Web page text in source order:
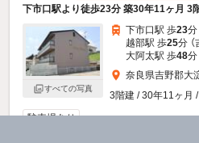
下市口駅より徒歩23分 築30年11ヶ月 3
すべての写真
下市口駅 歩23分
越部駅 歩25分 （
大阿太駅 歩48分
奈良県吉野郡大
3階建 / 30年11ヶ月
駐車場あり